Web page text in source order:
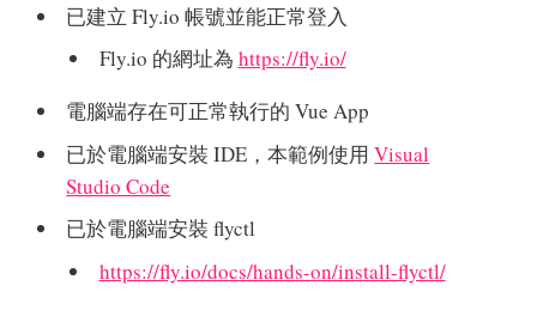
已建立 Fly.io 帳號並能正常登入
Fly.io 的網址為 https://fly.io/
電腦端存在可正常執行的 Vue App
已於電腦端安裝 IDE，本範例使用Visual
Studio Code
已於電腦端安裝 flyctl
https://fly.io/docs/hands-on/install-flyctl/